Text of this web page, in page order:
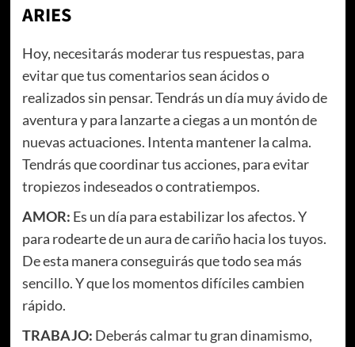
ARIES
Hoy, necesitarás moderar tus respuestas, para
evitar que tus comentarios sean ácidos o
realizados sin pensar. Tendrás un día muy ávido de
aventura y para lanzarte a ciegas a un montón de
nuevas actuaciones. Intenta mantener la calma.
Tendrás que coordinar tus acciones, para evitar
tropiezos indeseados o contratiempos.
AMOR: Es un día para estabilizar los afectos. Y
para rodearte de un aura de cariño hacia los tuyos.
De esta manera conseguirás que todo sea más
sencillo. Y que los momentos difíciles cambien
rápido.
TRABAJO: Deberás calmar tu gran dinamismo,